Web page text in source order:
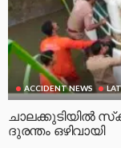
ACCIDENT NEWS
ചാലക്കുടിയിൽ
ദുരന്തം ഒഴിവായി